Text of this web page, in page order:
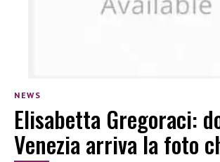
NEWS
Elisabetta Gregoraci:
Venezia arriva la foto